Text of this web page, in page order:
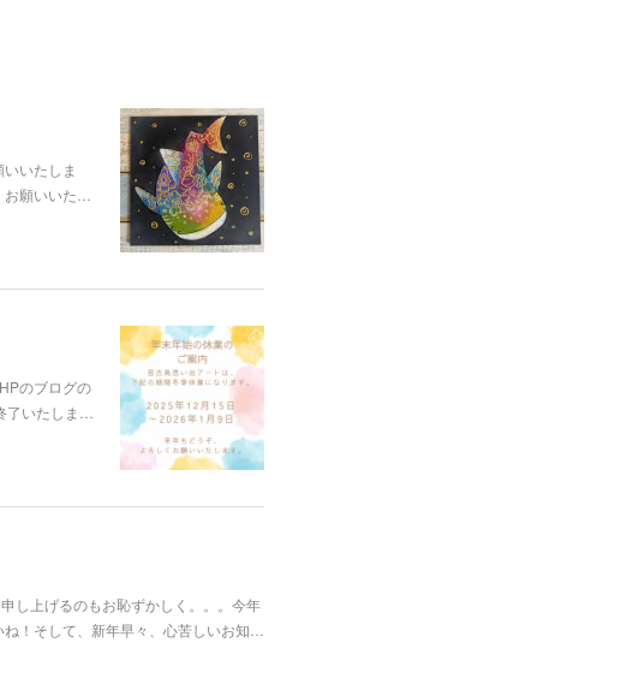
いたしま
願いいた…
のブログの
いたしま…
し上げるのもお恥ずかしく。。。今年
！そして、新年早々、心苦しいお知…